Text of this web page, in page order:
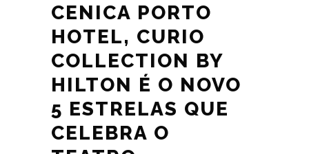
CENICA PORTO
HOTEL, CURIO
COLLECTION BY
HILTON É O NOVO
5 ESTRELAS QUE
CELEBRA O